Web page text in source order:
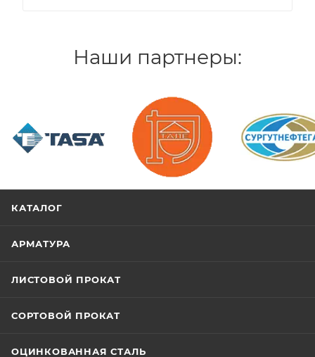
Наши партнеры:
КАТАЛОГ
АРМАТУРА
ЛИСТОВОЙ ПРОКАТ
СОРТОВОЙ ПРОКАТ
ОЦИНКОВАННАЯ СТАЛЬ